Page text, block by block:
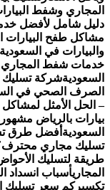
المجاري وشفط
دليل شامل لأفضل
مشاكل طفح البيارات
والبيارات في السعودية
خدمات شفط
السعوديةشركة تسليك
الصرف الصحي في
– الحل الأمثل لمشاكل
بيارات بالرياض
السعودية أفضل طرق
تسليك مجاري
طريقة لتسليك
المجاريأسباب انسداد
تكسيركم سعر تسليك